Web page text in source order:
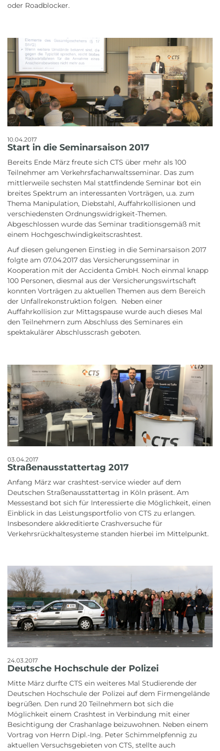
oder Roadblocker.
10.04.2017
Start in die Seminarsaison 2017
Bereits Ende März freute sich CTS über mehr als 100
Teilnehmer am Verkehrsfachanwaltsseminar. Das zum
mittlerweile sechsten Mal stattfindende Seminar bot ein
breites Spektrum an interessanten Vorträgen, u.a. zum
Thema Manipulation, Diebstahl, Auffahrkollisionen und
verschiedensten Ordnungswidrigkeit-Themen.
Abgeschlossen wurde das Seminar traditionsgemäß mit
einem Hochgeschwindigkeitscrashtest.
Auf diesen gelungenen Einstieg in die Seminarsaison 2017
folgte am 07.04.2017 das Versicherungsseminar in
Kooperation mit der Accidenta GmbH. Noch einmal knapp
100 Personen, diesmal aus der Versicherungswirtschaft
konnten Vorträgen zu aktuellen Themen aus dem Bereich
der Unfallrekonstruktion folgen. Neben einer
Auffahrkollision zur Mittagspause wurde auch dieses Mal
den Teilnehmern zum Abschluss des Seminares ein
spektakulärer Abschlusscrash geboten.
03.04.2017
Straßenausstattertag 2017
Anfang März war crashtest-service wieder auf dem
Deutschen Straßenausstattertag in Köln präsent. Am
Messestand bot sich für Interessierte die Möglichkeit, einen
Einblick in das Leistungsportfolio von CTS zu erlangen.
Insbesondere akkreditierte Crashversuche für
Verkehrsrückhaltesysteme standen hierbei im Mittelpunkt.
24.03.2017
Deutsche Hochschule der Polizei
Mitte März durfte CTS ein weiteres Mal Studierende der
Deutschen Hochschule der Polizei auf dem Firmengelände
begrüßen. Den rund 20 Teilnehmern bot sich die
Möglichkeit einem Crashtest in Verbindung mit einer
Besichtigung der Crashanlage beizuwohnen. Neben einem
Vortrag von Herrn Dipl.-Ing. Peter Schimmelpfennig zu
aktuellen Versuchsgebieten von CTS, stellte auch